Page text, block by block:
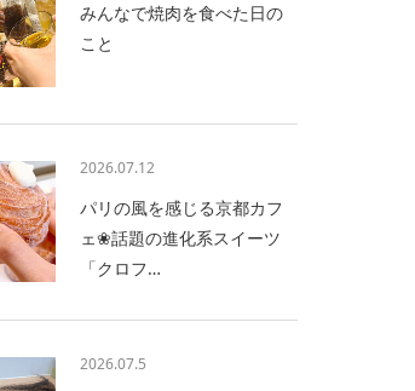
みんなで焼肉を食べた日の
こと
2026.07.12
パリの風を感じる京都カフ
ェ❀話題の進化系スイーツ
「クロフ…
2026.07.5